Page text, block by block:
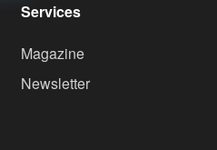
Services
Magazine
Newsletter